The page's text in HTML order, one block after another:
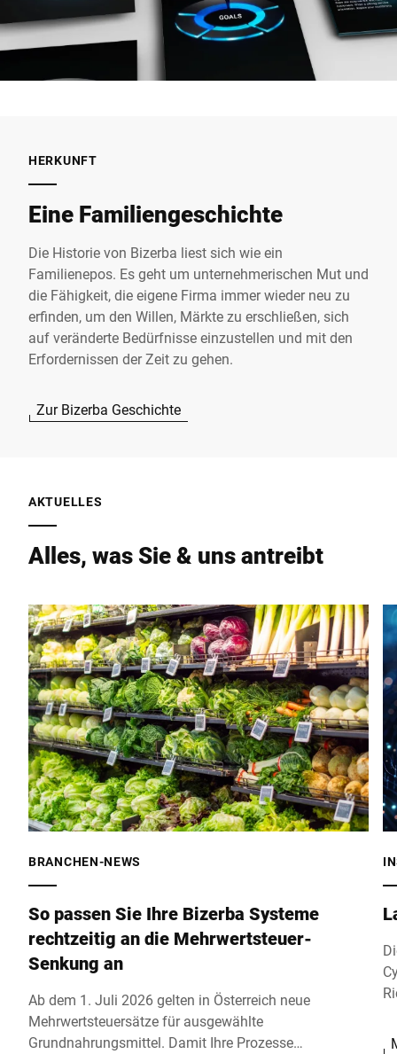
HERKUNFT
Eine Familiengeschichte
Die Historie von Bizerba liest sich wie ein
Familienepos. Es geht um unternehmerischen Mut und
die Fähigkeit, die eigene Firma immer wieder neu zu
erfinden, um den Willen, Märkte zu erschließen, sich
auf veränderte Bedürfnisse einzustellen und mit den
Erfordernissen der Zeit zu gehen.
Zur Bizerba Geschichte
AKTUELLES
Alles, was Sie & uns antreibt
BRANCHEN-NEWS
So passen Sie Ihre Bizerba Systeme
rechtzeitig an die Mehrwertsteuer-
Senkung an
Ab dem 1. Juli 2026 gelten in Österreich neue
Mehrwertsteuersätze für ausgewählte
Grundnahrungsmittel. Damit Ihre Prozesse